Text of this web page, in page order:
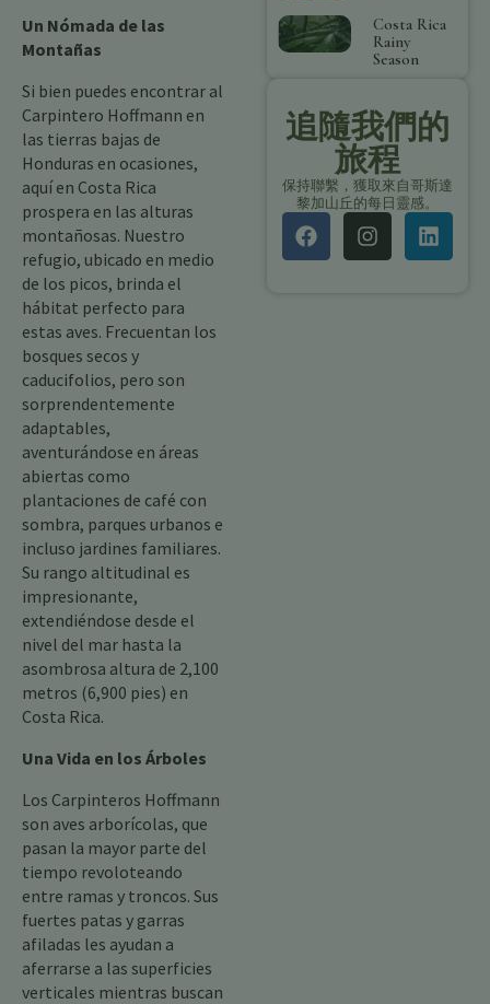
Un Nómada de las
Montañas
Si bien puedes encontrar al
Carpintero Hoffmann en
las tierras bajas de
Honduras en ocasiones,
aquí en Costa Rica
prospera en las alturas
montañosas. Nuestro
refugio, ubicado en medio
de los picos, brinda el
hábitat perfecto para
estas aves. Frecuentan los
bosques secos y
caducifolios, pero son
sorprendentemente
adaptables,
aventurándose en áreas
abiertas como
plantaciones de café con
sombra, parques urbanos e
incluso jardines familiares.
Su rango altitudinal es
impresionante,
extendiéndose desde el
nivel del mar hasta la
asombrosa altura de 2,100
metros (6,900 pies) en
Costa Rica.
Una Vida en los Árboles
Los Carpinteros Hoffmann
son aves arborícolas, que
pasan la mayor parte del
tiempo revoloteando
entre ramas y troncos. Sus
fuertes patas y garras
afiladas les ayudan a
aferrarse a las superficies
verticales mientras buscan
Costa Rica
Rainy
Season
追隨我們的
旅程
保持聯繫，獲取來自哥斯達
黎加山丘的每日靈感。